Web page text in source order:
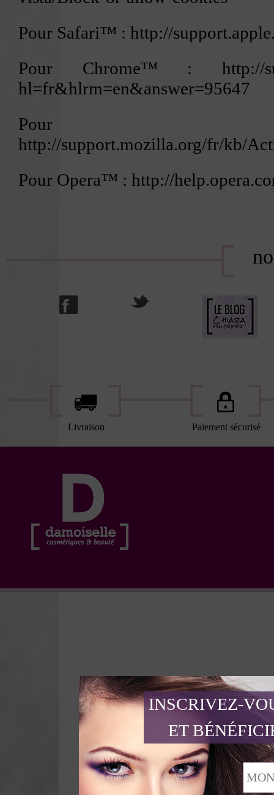
INSCRIVEZ-
ET
Pour Safari™ : http://
Pour Chrome™ : http://
hl=fr&hlrm=en&answer=95647
Pour
http://support.mozilla.org/fr/kb/
Pour Opera™ : http://
Livraison Paiement sécurisé